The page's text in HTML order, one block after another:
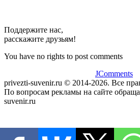
Поддержите нас,
расскажите друзьям!
You have no rights to post comments
JComments
privezti-suvenir.ru © 2014-2026. Все
По вопросам рекламы на сайте
suvenir.ru